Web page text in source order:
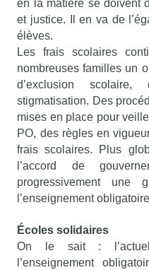
en la matière se doivent
et justice. Il en va de
élèves.
Les frais scolaires
nombreuses familles un
d’exclusion
stigmatisation. Des
mises en place pour
PO, des règles en
frais scolaires. Plus
l’accord de
progressivement une
l’enseignement
Écoles solidaires
On le sait :
l’enseignement